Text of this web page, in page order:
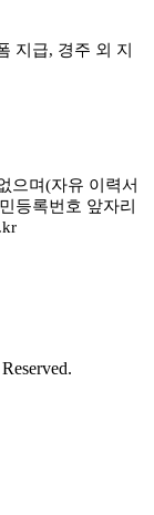
급, 경주 외 지
으며(자유 이력서
등록번호 앞자리